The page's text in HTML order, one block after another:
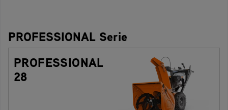
PROFESSIONAL Serie
PROFESSIONAL
28